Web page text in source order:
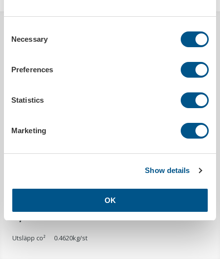
Selection
Necessary
Preferences
Statistics
Marketing
Show details
OK
BESKRIVNING
pärmplast. Den ena sidan är försedd med två svetsade plastfickor
med plats för A4-papper (förs in underifrån). Utmärkt att använda för
Placeras förslagsvis på vindrutan eller på instrumentpanel. Levereras
med kundanpassat 1-färgstryck på båda sidorna.
PRODUKTDETALJER
Höjd
354 mm
MILJÖDATA
Utsläpp co² 0.4620kg/st